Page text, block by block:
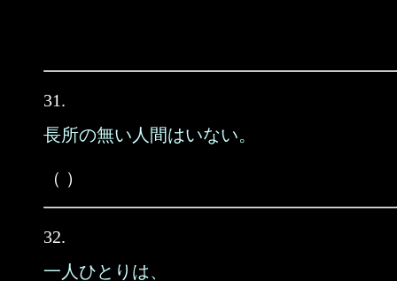
31.
長所の無い人間はいない。
（ ）
32.
一人ひとりは、